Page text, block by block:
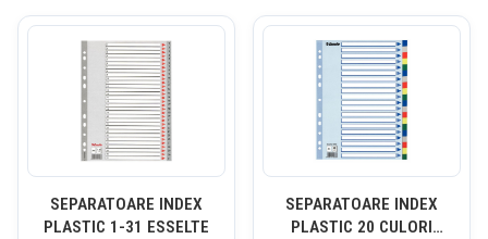
SEPARATOARE INDEX
PLASTIC 1-31 ESSELTE
SEPARATOARE INDEX
PLASTIC 20 CULORI